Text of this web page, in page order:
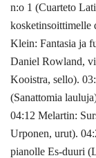
n:o 1 (Cuarteto
kosketinsoittimelle
Klein: Fantasia ja
Daniel Rowland,
Kooistra, sello).
(Sanattomia
04:12 Melartin:
Urponen, urut).
pianolle Es-duuri